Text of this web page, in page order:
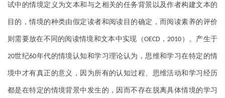
试中的情境定义为文本和与之相关的任务背景以及作者构建文本的
目的，情境的种类由假定读者和阅读目的确定，而阅读素养的评价
则需要放在不同的阅读情境和文本中实现（OECD， 2010 ）。产生于
20世纪60年代的情境认知和学习理论认为，思维和学习在特定的情
境中才有真正的意义，因为所有的认知过程、思维活动和学习经历
都是在特定的情境背景中发生的，因而不存在脱离具体情境的学习